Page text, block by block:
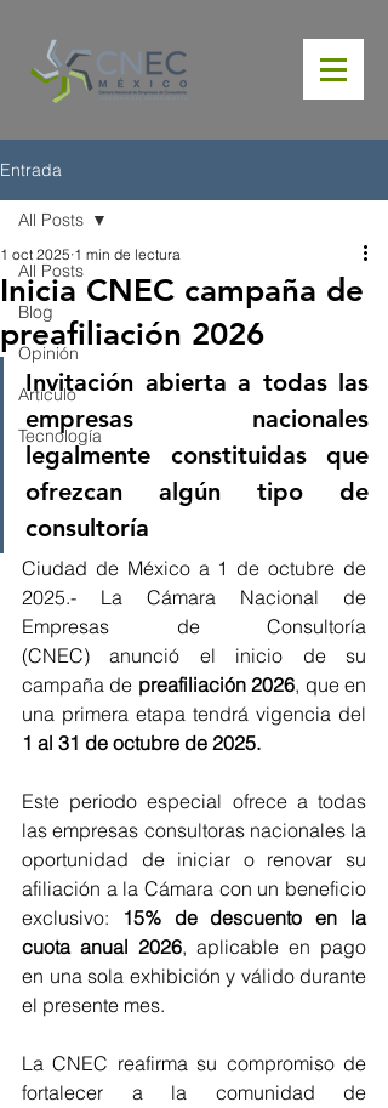
Entrada
All Posts
Blog
Opinión
Artículo
Tecnología
All Posts
Inicia CNEC campaña de
preafiliación 2026
1 oct 2025 1 min de lectura
Invitación abierta a todas las
empresas nacionales
legalmente constituidas que
ofrezcan algún tipo de
consultoría
Ciudad de México a 1 de octubre de
2025.- La Cámara Nacional de
Empresas de Consultoría
(CNEC) anunció el inicio de su
campaña de preafiliación 2026, que en
1 al 31 de octubre de 2025.
Este periodo especial ofrece a todas
las empresas consultoras nacionales la
oportunidad de iniciar o renovar su
afiliación a la Cámara con un beneficio
exclusivo:
15% de descuento en la
cuota anual 2026, aplicable en pago
en una sola exhibición y válido durante
el presente mes.
La CNEC reafirma su compromiso de
fortalecer a la comunidad de